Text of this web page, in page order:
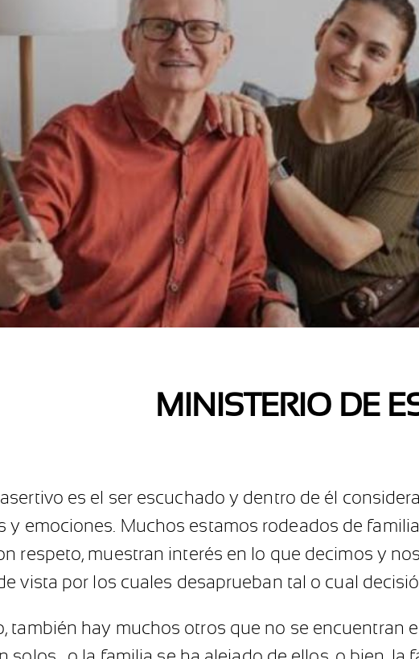
MINISTERIO DE
es el ser escuchado y dentro de él
y emociones. Muchos estamos rodeados de
respeto, muestran interés en lo que decimos y
vista por los cuales desaprueban tal o cual
también hay muchos otros que no se encuentran